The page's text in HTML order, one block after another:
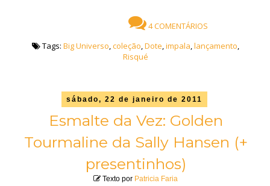
4 COMENTÁRIOS
Tags: Big Universo,coleção,Dote,impala,lançamento,
Risqué
sábado, 22 de janeiro de 2011
Esmalte da Vez: Golden
Tourmaline da Sally Hansen (+
presentinhos)
Texto por Patricia Faria